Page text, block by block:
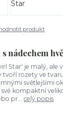
produkt
nádechem
Star' je malý, ale
tvoří rozety ve
světlejšími
své kompaktní
pr... celý popis